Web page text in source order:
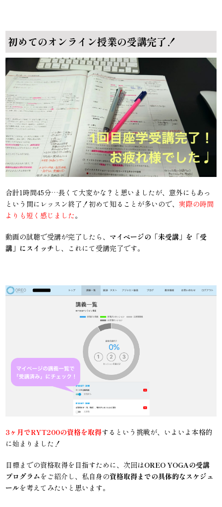
初めてのオンライン授業の受講完了！
合計1時間45分…長くて大変かな？と思いましたが、意外にもあっ
という間にレッスン終了！初めて知ることが多いので、実際の時間
よりも短く感じました。
動画の試聴で受講が完了したら、 マイページの「未受講」を「受
講」にスイッチ し、これにて受講完了です。
3ヶ月でRYT200の資格を取得するという挑戦が、いよいよ本格的
に始まりました！
目標までの資格取得を目指すために、次回はOREO YOGAの受講
プログラムをご紹介し、私自身の資格取得までの具体的なスケジュ
ールを考えてみたいと思います。